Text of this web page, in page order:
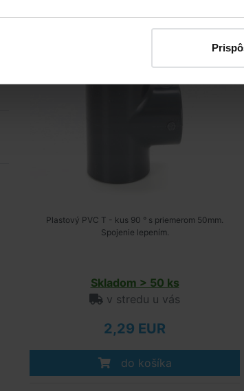
Plastový PVC T - kus 90 ° s priemerom 50mm.
Spojenie lepením.
Skladom > 50 ks
v stredu u vás
2,29 EUR
do košíka